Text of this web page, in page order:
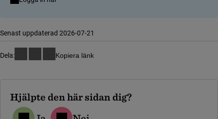
Senast uppdaterad 2026-07-21
Dela: Kopiera länk
Hjälpte den här sidan dig?